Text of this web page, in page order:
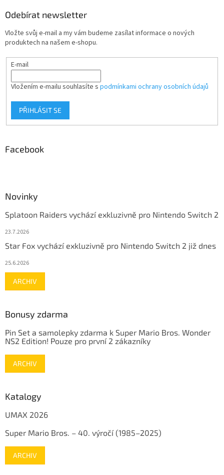
Odebírat newsletter
Vložte svůj e-mail a my vám budeme zasílat informace o nových
produktech na našem e-shopu.
E-mail
Vložením e-mailu souhlasíte s podmínkami ochrany osobních údajů
PŘIHLÁSIT SE
Facebook
Novinky
Splatoon Raiders vychází exkluzivně pro Nintendo Switch 2
23.7.2026
Star Fox vychází exkluzivně pro Nintendo Switch 2 již dnes
25.6.2026
ARCHIV
Bonusy zdarma
Pin Set a samolepky zdarma k Super Mario Bros. Wonder
NS2 Edition! Pouze pro první 2 zákazníky
ARCHIV
Katalogy
UMAX 2026
Super Mario Bros. – 40. výročí (1985–2025)
ARCHIV